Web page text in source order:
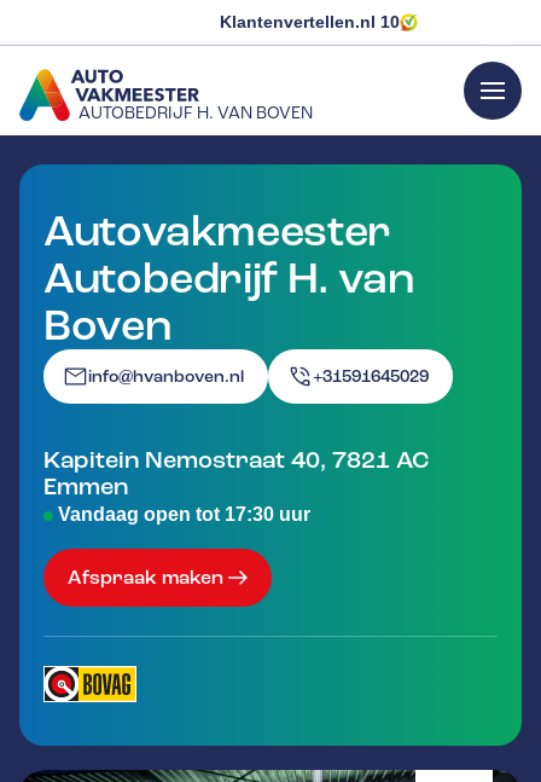
Klantenvertellen.nl 10
AUTOBEDRIJF H. VAN BOVEN
GA NAAR DE HOMEPAGINA
menu
Autovakmeester
Autobedrijf H. van
Boven
info@hvanboven.nl +31591645029
Kapitein Nemostraat 40, 7821 AC
Emmen
Vandaag open tot 17:30 uur
Afspraak maken